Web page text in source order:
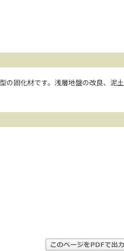
の固化材です。浅層地盤の改良、泥土